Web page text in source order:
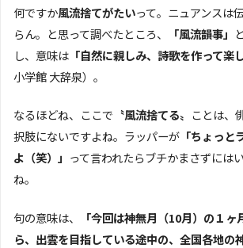
何ですか風流捨てがたいって。ニュアンスは
らん。と思って調べたところ、
「風流韻事」
し、意味は 「自然に親しみ、詩歌を作って楽
小学館 大辞泉）。
なるほどね、ここで 〝風流捨てる〟 ことは、
択肢にないですよね。ラッパーが 「ちょっと
よ（笑）」 って言われたらブチかまさずには
ね。
句の意味は、
「今回は神無月（10月）の１
ら、出雲を目指している途中の、全国各地の